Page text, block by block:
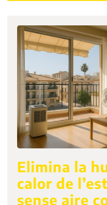
Elimina la
calor de
sense aire